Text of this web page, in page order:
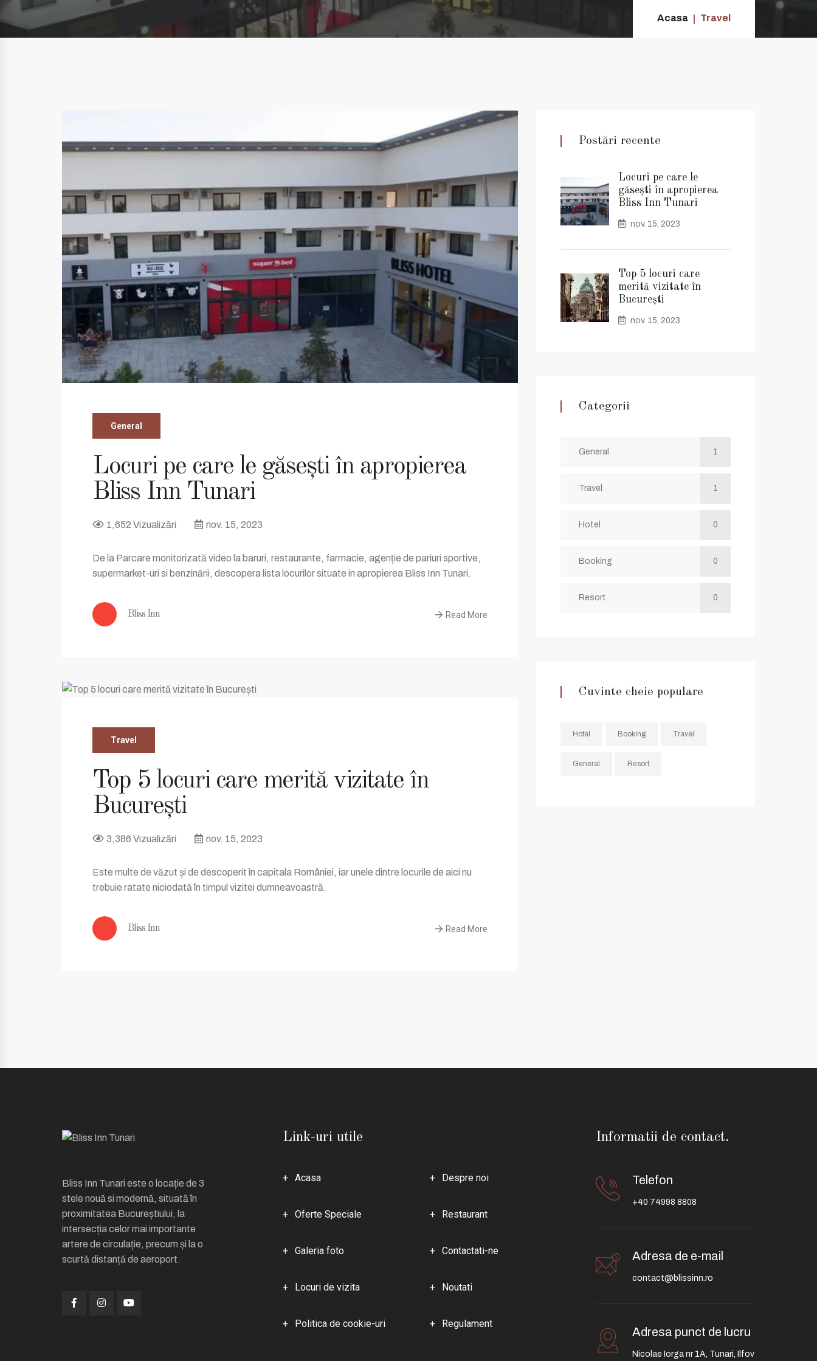
Acasa Travel
General
Locuri pe care le găsești în apropierea
Bliss Inn Tunari
1,652 Vizualizări nov. 15, 2023
De la Parcare monitorizată video la baruri, restaurante, farmacie, agenție de pariuri sportive,
supermarket-uri si benzinării, descopera lista locurilor situate in apropierea Bliss Inn Tunari.
Bliss Inn Read More
Travel
Top 5 locuri care merită vizitate în
București
3,386 Vizualizări nov. 15, 2023
Este multe de văzut și de descoperit în capitala României, iar unele dintre locurile de aici nu
trebuie ratate niciodată în timpul vizitei dumneavoastră.
Bliss Inn Read More
Postări recente
Locuri pe care le
găsești în apropierea
Bliss Inn Tunari
nov. 15, 2023
Top 5 locuri care
merită vizitate în
București
nov. 15, 2023
Categorii
General 1
Travel 1
Hotel 0
Booking 0
Resort 0
Cuvinte cheie populare
Hotel Booking Travel
General Resort
Bliss Inn Tunari este o locație de 3
stele nouă si modernă, situată în
proximitatea Bucureștiului, la
intersecția celor mai importante
artere de circulație, precum și la o
scurtă distanță de aeroport.
Link-uri utile
Acasa Despre noi
Oferte Speciale Restaurant
Galeria foto Contactati-ne
Locuri de vizita Noutati
Politica de cookie-uri Regulament
Informatii de contact.
Telefon
+40 74998 8808
Adresa de e-mail
contact@blissinn.ro
Adresa punct de lucru
Nicolae Iorga nr 1A, Tunari, Ilfov